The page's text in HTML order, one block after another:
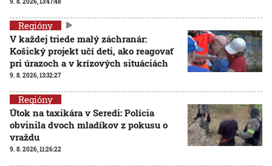
Regióny
V každej triede malý záchranár:
Košický projekt učí deti, ako reagovať
pri úrazoch a v krízových situáciách
9. 8. 2026, 13:32:27
Regióny
Útok na taxikára v Seredi: Polícia
obvinila dvoch mladíkov z pokusu o
vraždu
9. 8. 2026, 11:26:22